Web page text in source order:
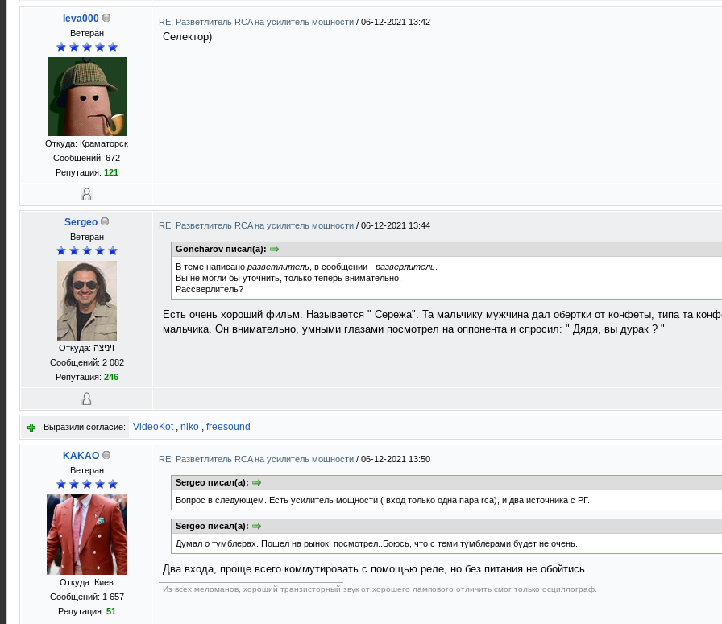
leva000
Ветеран
Откуда: Краматорск
Сообщений: 672
Репутация: 121
RE: Разветлитель RCA на усилитель мощности / 06-12-2021 13:42
Селектор)
Sergeo
Ветеран
Откуда: ויניצה
Сообщений: 2 082
Репутация: 246
RE: Разветлитель RCA на усилитель мощности / 06-12-2021 13:44
Goncharov писал(а):
В теме написано разветлитель , в сообщении - разверлитель
Вы не могли бы уточнить, только теперь внимательно.
Рассверлитель?
Есть очень хороший фильм. Называется " Сережа". Та мальчику мужчина дал обертки от конфеты, типа та
мальчика. Он внимательно, умными глазами посмотрел на оппонента и спросил: " Дядя, вы дурак ? "
Выразили согласие: VideoKot, niko , freesound
KAKAO
Ветеран
Откуда: Киев
Сообщений: 1 657
Репутация: 51
RE: Разветлитель RCA на усилитель мощности / 06-12-2021 13:50
Sergeo писал(а):
Вопрос в следующем. Есть усилитель мощности ( вход только одна пара rca), и два источника с РГ.
Sergeo писал(а):
Думал о тумблерах. Пошел на рынок, посмотрел..Боюсь, что с теми тумблерами будет не очень.
Два входа, проще всего коммутировать с помощью реле, но без питания не обойтись.
Из всех меломанов, хороший транзисторный звук от хорошего лампового отличить смог только осциллограф.